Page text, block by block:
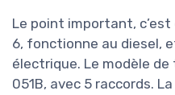
Le point important, c’est
6, fonctionne au diesel,
électrique. Le modèle
051B, avec 5 raccords.